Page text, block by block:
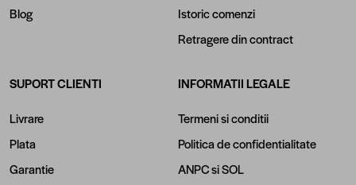
Blog
Istoric comenzi
Retragere din contract
SUPORT CLIENTI
Livrare
Plata
Garantie
INFORMATII LEGALE
Termeni si conditii
Politica de confidentialitate
ANPCsiSOL